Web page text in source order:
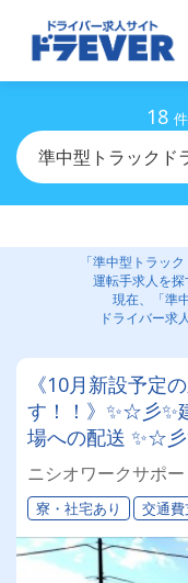
18
準中型トラックド
「準中型トラッ
運転手求人を探
現在、「準
ドライバー求
《10月新設予定
す！！》✨☆彡✨
場への配送 ✨☆
ドライバー募集★
プ会社！安心＆
能！昇給も⤴⤴⤴◎
ニシオワークサポ
寮・社宅あり 交通